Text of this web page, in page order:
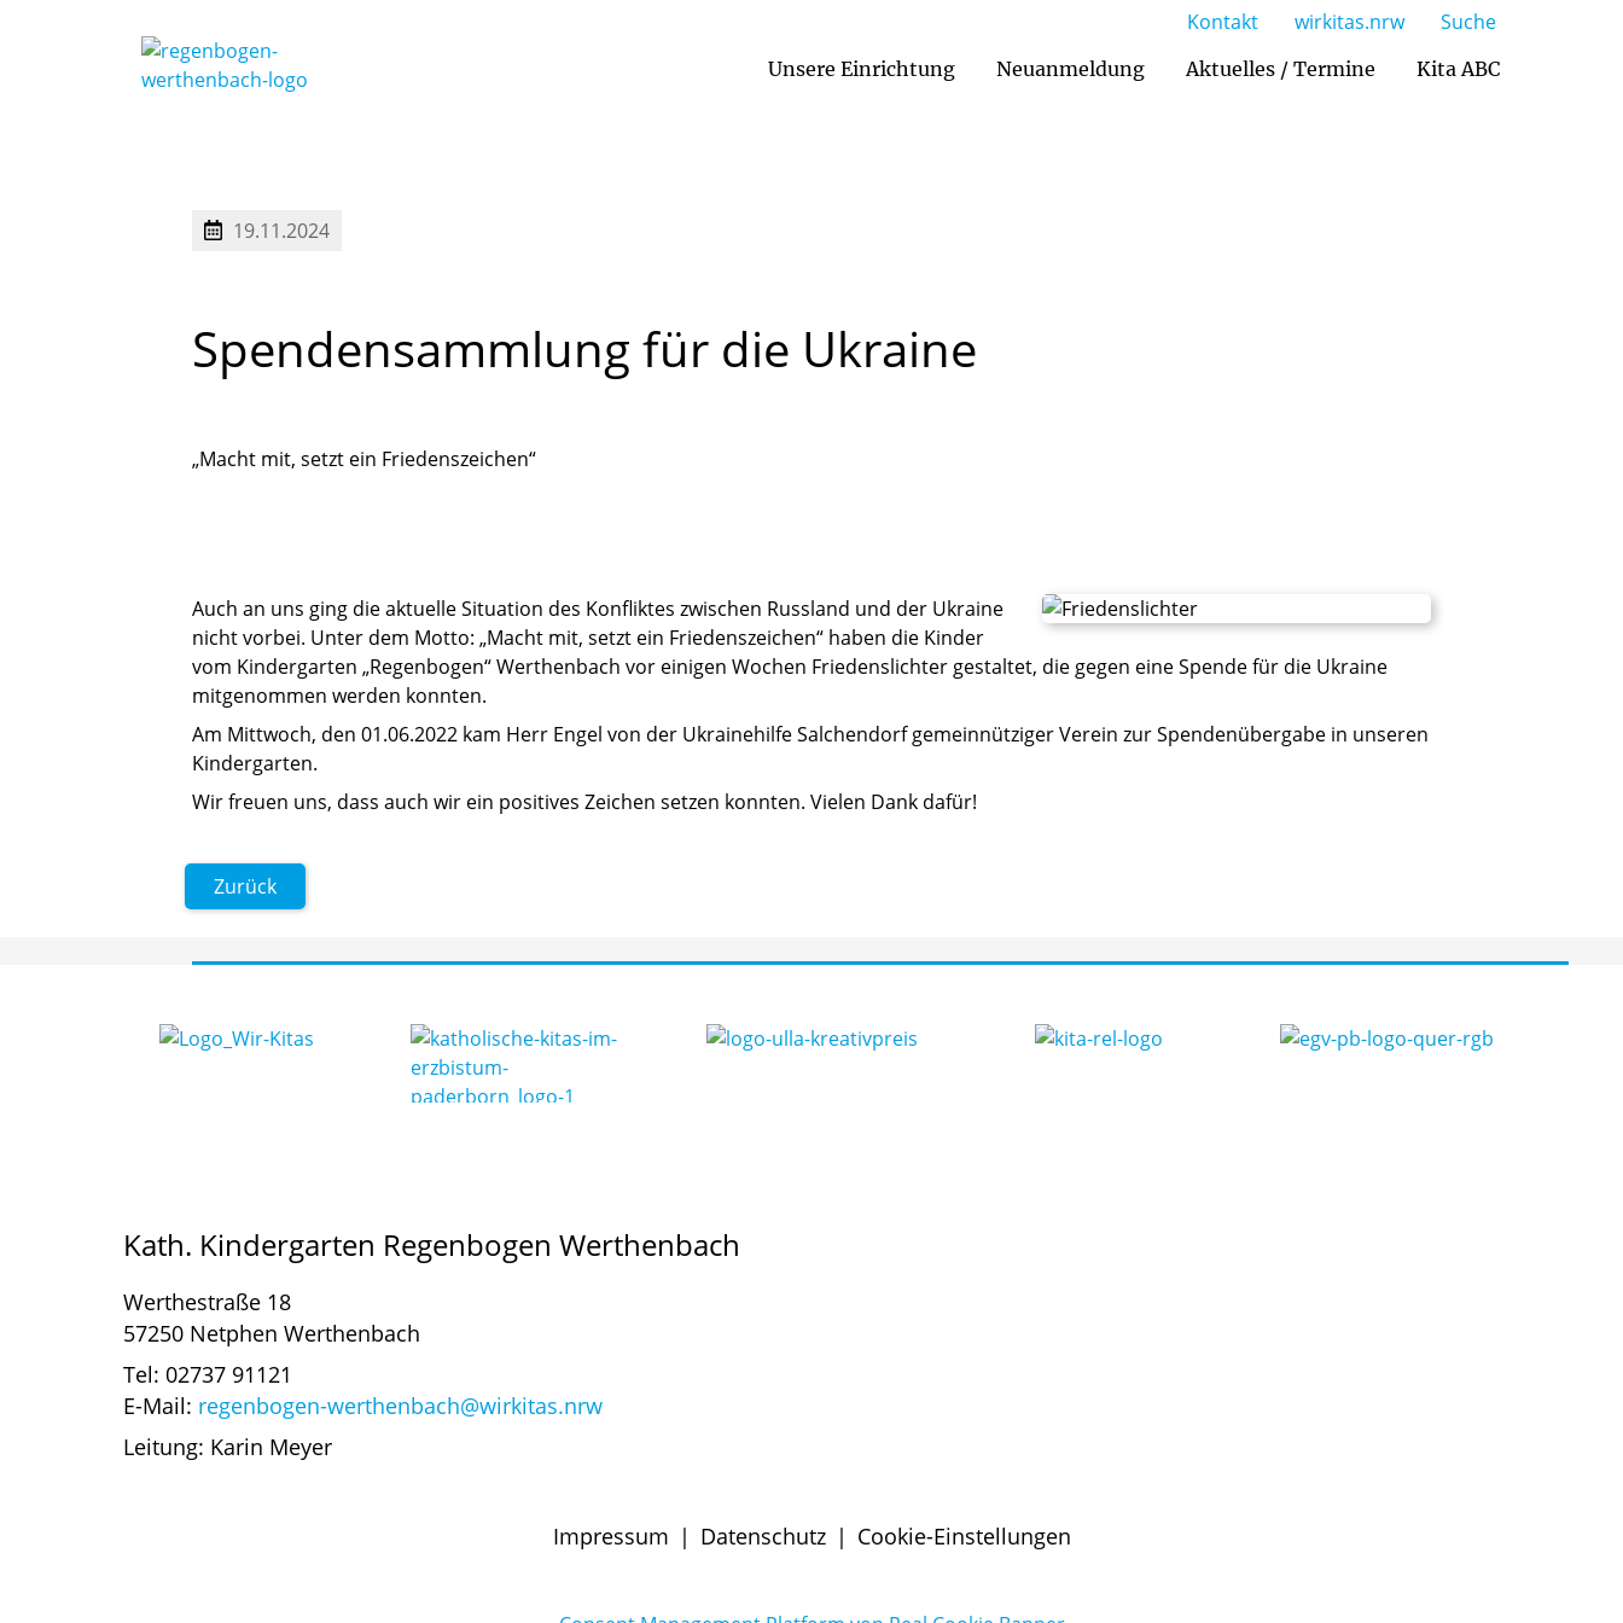
Unsere Einrichtung Neuanmeldung Aktuelles / Termine Kita ABC
Kontakt wirkitas.nrw Suche
19.11.2024
Spendensammlung für die Ukraine
„Macht mit, setzt ein Friedenszeichen“
Auch an uns ging die aktuelle Situation des Konfliktes zwischen Russland und der Ukraine
nicht vorbei. Unter dem Motto: „Macht mit, setzt ein Friedenszeichen“ haben die Kinder
vom Kindergarten „Regenbogen“ Werthenbach vor einigen Wochen Friedenslichter gestaltet, die gegen eine Spende für die Ukraine
mitgenommen werden konnten.
Am Mittwoch, den 01.06.2022 kam Herr Engel von der Ukrainehilfe Salchendorf gemeinnütziger Verein zur Spendenübergabe in unseren
Kindergarten.
Wir freuen uns, dass auch wir ein positives Zeichen setzen konnten. Vielen Dank dafür!
Zurück
Kath. Kindergarten Regenbogen Werthenbach
Werthestraße 18
57250 Netphen Werthenbach
Tel: 02737 91121
E-Mail: regenbogen-werthenbach@wirkitas.nrw
Leitung: Karin Meyer
Impressum | Datenschutz | Cookie-Einstellungen